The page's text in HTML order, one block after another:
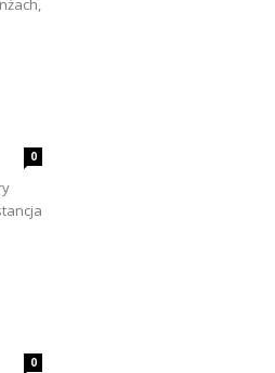
0
0